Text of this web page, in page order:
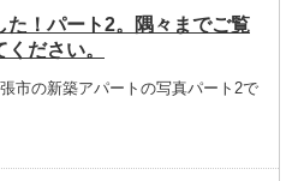
た！パート2。隅々までご覧
ださい。
市の新築アパートの写真パート2で